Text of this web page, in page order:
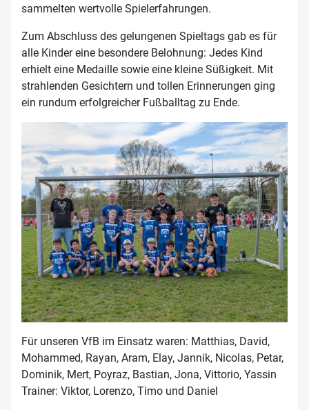
sammelten wertvolle Spielerfahrungen.
Zum Abschluss des gelungenen Spieltags gab es für
alle Kinder eine besondere Belohnung: Jedes Kind
erhielt eine Medaille sowie eine kleine Süßigkeit. Mit
strahlenden Gesichtern und tollen Erinnerungen ging
ein rundum erfolgreicher Fußballtag zu Ende.
Für unseren VfB im Einsatz waren: Matthias, David,
Mohammed, Rayan, Aram, Elay, Jannik, Nicolas, Petar,
Dominik, Mert, Poyraz, Bastian, Jona, Vittorio, Yassin
Trainer: Viktor, Lorenzo, Timo und Daniel